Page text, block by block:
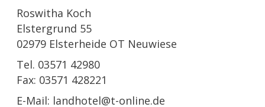
Roswitha Koch
Elstergrund 55
02979 Elsterheide OT Neuwiese
Tel. 03571 42980
Fax: 03571 428221
E-Mail: landhotel@t-online.de